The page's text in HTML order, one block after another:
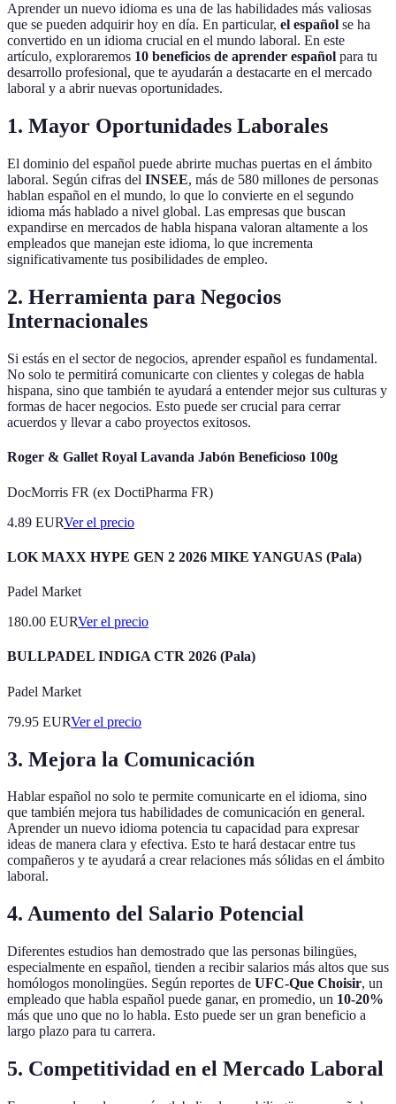
Aprender un nuevo idioma es una de las habilidades más valiosas
que se pueden adquirir hoy en día. En particular, el español se ha
convertido en un idioma crucial en el mundo laboral. En este
artículo, exploraremos 10 beneficios de aprender español para tu
desarrollo profesional, que te ayudarán a destacarte en el mercado
laboral y a abrir nuevas oportunidades.
1. Mayor Oportunidades Laborales
El dominio del español puede abrirte muchas puertas en el ámbito
laboral. Según cifras del INSEE, más de 580 millones de personas
hablan español en el mundo, lo que lo convierte en el segundo
idioma más hablado a nivel global. Las empresas que buscan
expandirse en mercados de habla hispana valoran altamente a los
empleados que manejan este idioma, lo que incrementa
significativamente tus posibilidades de empleo.
2. Herramienta para Negocios
Internacionales
Si estás en el sector de negocios, aprender español es fundamental.
No solo te permitirá comunicarte con clientes y colegas de habla
hispana, sino que también te ayudará a entender mejor sus culturas y
formas de hacer negocios. Esto puede ser crucial para cerrar
acuerdos y llevar a cabo proyectos exitosos.
Roger & Gallet Royal Lavanda Jabón Beneficioso 100g
DocMorris FR (ex DoctiPharma FR)
4.89 EURVer el precio
LOK MAXX HYPE GEN 2 2026 MIKE YANGUAS (Pala)
Padel Market
180.00 EURVer el precio
BULLPADEL INDIGA CTR 2026 (Pala)
Padel Market
79.95 EURVer el precio
3. Mejora la Comunicación
Hablar español no solo te permite comunicarte en el idioma, sino
que también mejora tus habilidades de comunicación en general.
Aprender un nuevo idioma potencia tu capacidad para expresar
ideas de manera clara y efectiva. Esto te hará destacar entre tus
compañeros y te ayudará a crear relaciones más sólidas en el ámbito
laboral.
4. Aumento del Salario Potencial
Diferentes estudios han demostrado que las personas bilingües,
especialmente en español, tienden a recibir salarios más altos que sus
homólogos monolingües. Según reportes de UFC-Que Choisir, un
empleado que habla español puede ganar, en promedio, un 10-20%
más que uno que no lo habla. Esto puede ser un gran beneficio a
largo plazo para tu carrera.
5. Competitividad en el Mercado Laboral